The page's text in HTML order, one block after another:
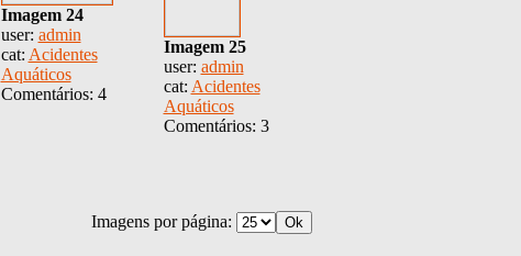
Imagem 24
user: admin
cat: Acidentes
Aquáticos
Comentários: 4
Imagem 25
user: admin
cat: Acidentes
Aquáticos
Comentários: 3
Imagens por página: